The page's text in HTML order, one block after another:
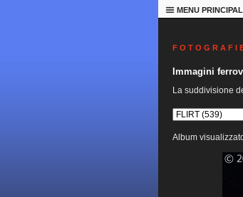
MENU
F O T O G R A F I
Immagini
La suddivisione
Album